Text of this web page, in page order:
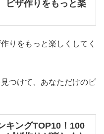
ピザ作りをもっと楽
りをもっと楽しくしてく
つけて、あなただけのピ
キングTOP10！100